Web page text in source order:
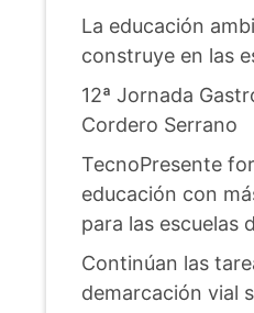
La educación
construye en las
12ª Jornada
Cordero Serrano
TecnoPresente
educación con
para las escuelas
Continúan las
demarcación vial